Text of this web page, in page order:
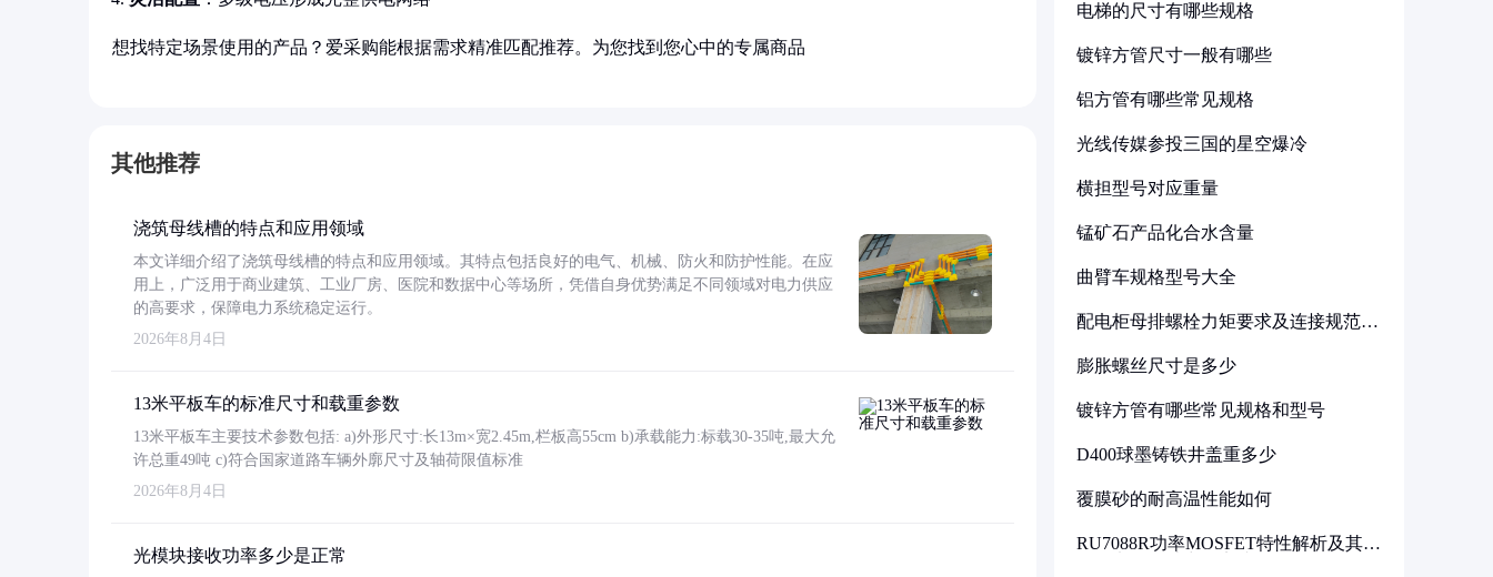
想找特定场景使用的产品？爱采购能根据需求精准匹配推荐。为您找到您心中的专属商品
其他推荐
浇筑母线槽的特点和应用领域
本文详细介绍了浇筑母线槽的特点和应用领域。其特点包括良好的电气、机械、防火和防护性能。在应
用上，广泛用于商业建筑、工业厂房、医院和数据中心等场所，凭借自身优势满足不同领域对电力供应
的高要求，保障电力系统稳定运行。
2026年8月4日
13米平板车的标准尺寸和载重参数
13米平板车主要技术参数包括: a)外形尺寸:长13m×宽2.45m,栏板高55cm b)承载能力:标载30-35吨,最大允
许总重49吨 c)符合国家道路车辆外廓尺寸及轴荷限值标准
2026年8月4日
光模块接收功率多少是正常
电梯的尺寸有哪些规格
镀锌方管尺寸一般有哪些
铝方管有哪些常见规格
光线传媒参投三国的星空爆冷
横担型号对应重量
锰矿石产品化合水含量
曲臂车规格型号大全
配电柜母排螺栓力矩要求及连接规范详
膨胀螺丝尺寸是多少
镀锌方管有哪些常见规格和型号
D400球墨铸铁井盖重多少
覆膜砂的耐高温性能如何
RU7088R功率MOSFET特性解析及其在